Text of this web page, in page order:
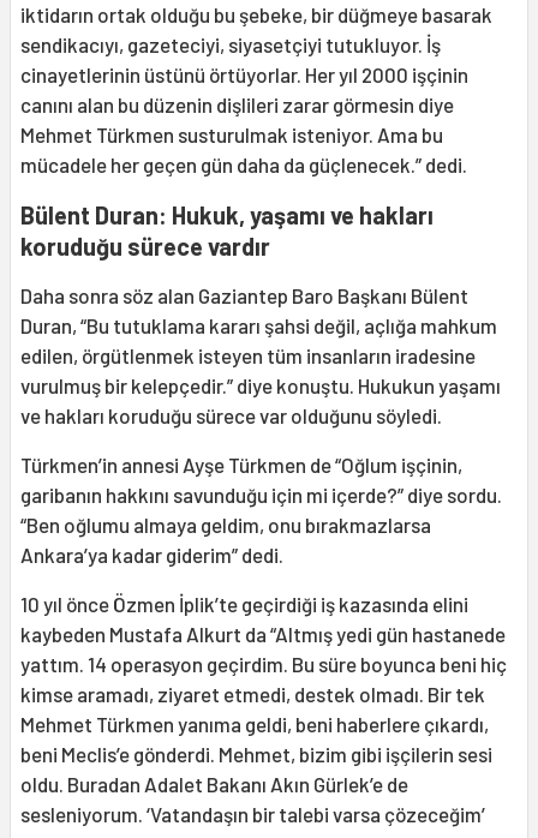
iktidarın ortak olduğu bu şebeke, bir düğmeye basarak
sendikacıyı, gazeteciyi, siyasetçiyi tutukluyor. İş
cinayetlerinin üstünü örtüyorlar. Her yıl 2000 işçinin
canını alan bu düzenin dişlileri zarar görmesin diye
Mehmet Türkmen susturulmak isteniyor. Ama bu
mücadele her geçen gün daha da güçlenecek.” dedi.
Bülent Duran: Hukuk, yaşamı ve hakları
koruduğu sürece vardır
Daha sonra söz alan Gaziantep Baro Başkanı Bülent
Duran, “Bu tutuklama kararı şahsi değil, açlığa mahkum
edilen, örgütlenmek isteyen tüm insanların iradesine
vurulmuş bir kelepçedir.” diye konuştu. Hukukun yaşamı
ve hakları koruduğu sürece var olduğunu söyledi.
Türkmen’in annesi Ayşe Türkmen de “Oğlum işçinin,
garibanın hakkını savunduğu için mi içerde?” diye sordu.
“Ben oğlumu almaya geldim, onu bırakmazlarsa
Ankara’ya kadar giderim” dedi.
10 yıl önce Özmen İplik’te geçirdiği iş kazasında elini
kaybeden Mustafa Alkurt da “Altmış yedi gün hastanede
yattım. 14 operasyon geçirdim. Bu süre boyunca beni hiç
kimse aramadı, ziyaret etmedi, destek olmadı. Bir tek
Mehmet Türkmen yanıma geldi, beni haberlere çıkardı,
beni Meclis’e gönderdi. Mehmet, bizim gibi işçilerin sesi
oldu. Buradan Adalet Bakanı Akın Gürlek’e de
sesleniyorum. ‘Vatandaşın bir talebi varsa çözeceğim’